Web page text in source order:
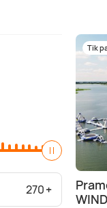
Tik